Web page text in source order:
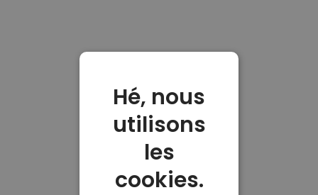
Hé, nous
utilisons
les
cookies.